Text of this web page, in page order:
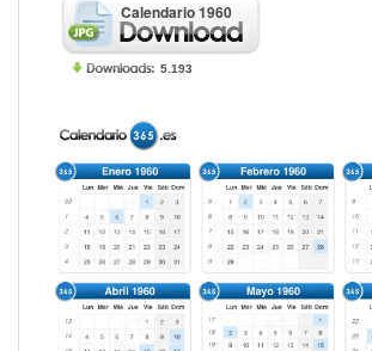
Calendario 1960
5.193